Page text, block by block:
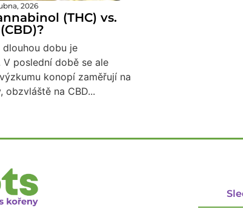
2026
(THC) vs.
dlouhou dobu je
V poslední době se ale
konopí zaměřují na
obzvláště na CBD...